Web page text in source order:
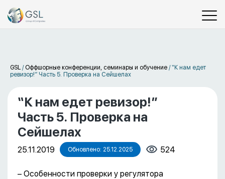
GSL / Оффшорные конференции, семинары и обучение /“К нам едет
ревизор!” Часть 5. Проверка на Сейшелах
“К нам едет ревизор!”
Часть 5. Проверка на
Сейшелах
25.11.2019 Обновлено: 25.12.2025 524
– Особенности проверки у регулятора